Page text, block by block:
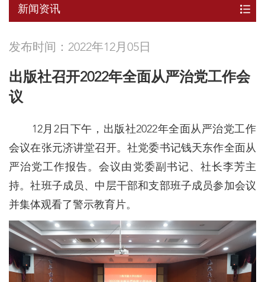
新闻资讯
发布时间：2022年12月05日
出版社召开2022年全面从严治党工作会
议
12月2日下午，出版社2022年全面从严治党工作
会议在张元济讲堂召开。社党委书记钱天东作全面从
严治党工作报告。会议由党委副书记、社长李芳主
持。社班子成员、中层干部和支部班子成员参加会议
并集体观看了警示教育片。